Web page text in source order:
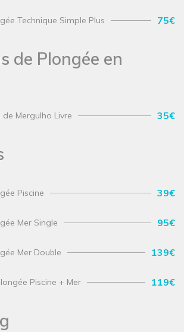
Technique Simple Plus 75€
de Plongée en
Mergulho Livre 35€
Piscine 39€
Mer Single 95€
Mer Double 139€
Piscine + Mer 119€